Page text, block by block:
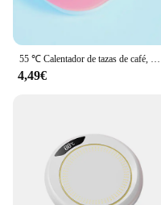
55 ℃ Calentador de tazas de café, posavasos con calefacción de temperatura constante, juego de alfombrillas eléctricas USB para leche, agua, regalo para el hogar y la Oficina
4,49€